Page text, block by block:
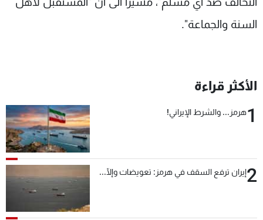
السنة والجماعة".
الأكثر قراءة
1هرمز... والشرط الإيراني!
2إيران ترفع السقف في هرمز: تعويضات وإلّا...